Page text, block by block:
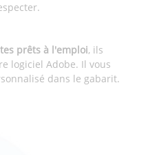
prêts à l'emploi, ils
logiciel Adobe. Il vous
dans le gabarit.